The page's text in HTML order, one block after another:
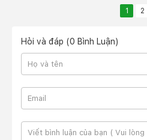
1 2
Hỏi và đáp (0 Bình Luận)